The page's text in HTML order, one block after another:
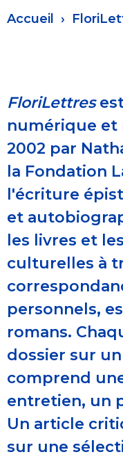
Fil
Accueil
FloriLettres
numérique et
2002 par
la Fondation
l'écriture
et
les livres et
culturelles à
personnels,
romans.
dossier sur
comprend
entretien, un
Un article
sur une